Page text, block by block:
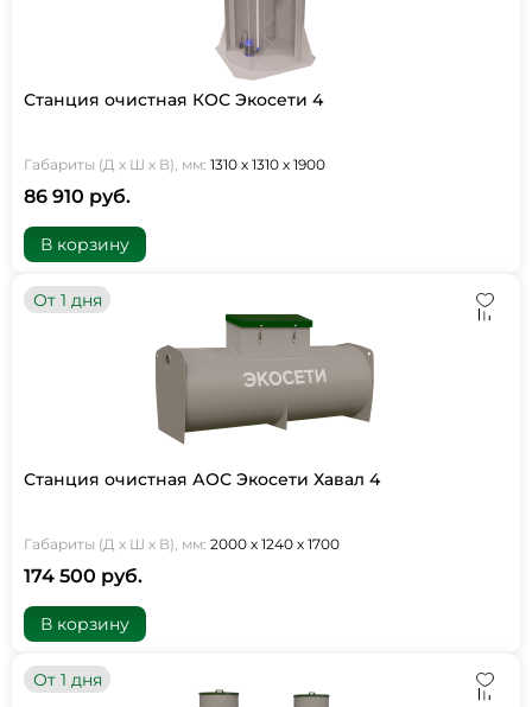
Станция очистная КОС Экосети 4
Габариты (Д х Ш х В), мм: 1310 х 1310 х 1900
86 910 руб.
В корзину
От 1 дня
Станция очистная АОС Экосети Хавал 4
Габариты (Д х Ш х В), мм: 2000 х 1240 х 1700
174 500 руб.
В корзину
От 1 дня